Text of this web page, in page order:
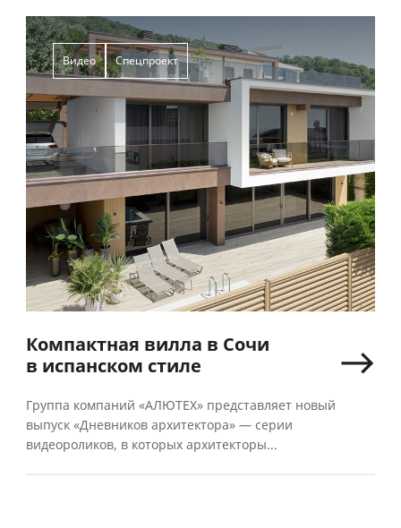
Видео Спецпроект
Компактная вилла в Сочи
в испанском стиле
Группа компаний «АЛЮТЕХ» представляет новый
выпуск «Дневников архитектора» — серии
видеороликов, в которых архитекторы...